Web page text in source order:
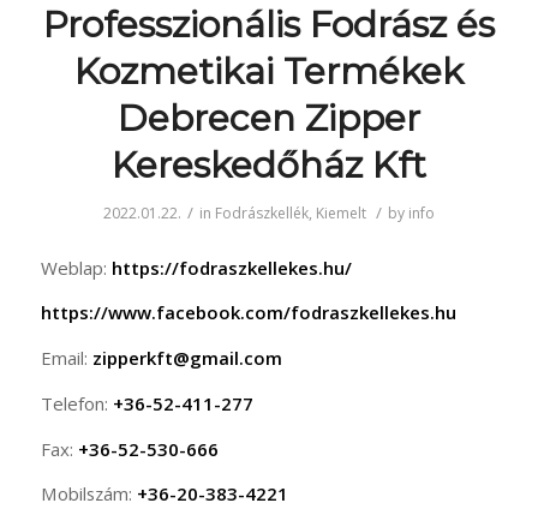
Professzionális Fodrász és
Kozmetikai Termékek
Debrecen Zipper
Kereskedőház Kft
2022.01.22. / in Fodrászkellék, Kiemelt / by info
Weblap: https://fodraszkellekes.hu/
https://www.facebook.com/fodraszkellekes.hu
Email: zipperkft@gmail.com
Telefon: +36-52-411-277
Fax: +36-52-530-666
Mobilszám: +36-20-383-4221